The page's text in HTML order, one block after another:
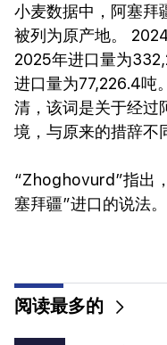
小麦数据中，阿塞拜
被列为原产地。
2025年进口量为
进口量为77,226.4吨
清，该词是关于经过
境，与原来的措辞不
“Zhoghovurd”指出
塞拜疆”进口的说法。
阅读最多的